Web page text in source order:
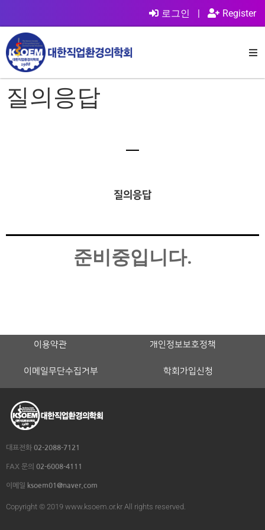
로그인 | Register
질의응답
질의응답
준비중입니다.
이용약관 개인정보보호정책
이메일무단수집거부 학회가입신청
대표전화 02-2088-7121
FAX 문의 02-6008-4111
이메일 ksoem01@naver.com
Copyright © 2019 www.ksoem.or.kr All rights reserved.